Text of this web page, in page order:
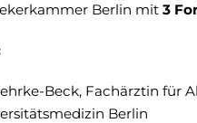
Berlin mit 3
Beck, Fachärztin für
Berlin